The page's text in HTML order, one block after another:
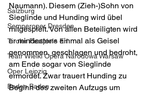
Salzburg
Semperoper Dresden
Tiroler Festpiele Erl
Teatr Wielki Opera Narodowa Warsaw
Oper Leipzig
Baden Baden
Naumann). Diesem (Zieh-)Sohn von
Sieglinde und Hunding wird übel
mitgespielt. Von allen Beteiligten wird
er mindestens einmal als Geisel
genommen, geschlagen und bedroht,
am Ende sogar von Sieglinde
ermordet. Zwar trauert Hunding zu
Beginn des zweiten Aufzugs um